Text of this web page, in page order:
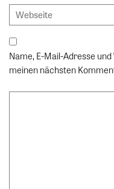
Name, E-Mail-Adresse
meinen nächsten